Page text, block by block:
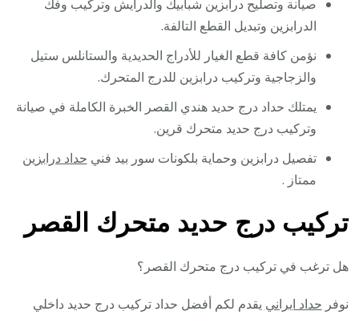
صيانة وتصليح درابزين شبابيك والدرايش وتركيب وفك
الدرابزين وتبديل القطع التالفة.
نؤمن كافة قطع الغيار للأدراج الحديدية والستانلس ستيل
والزجاجية وتركيب درابزين للدرج المتحرك.
يمتلك حداد درج حديد هندي القصر الخبرة الكاملة في صيانة
وتركيب درج حديد متحرك قرين.
تفصيل درابزين وحماية بلكونات سور بيد فني حداد درابزين
ممتاز .
تركيب درج حديد متحرك القصر
هل ترغب في تركيب درج متحرك القصر؟
نوفر حداد ايراني يقدم لكم أفضل حداد تركيب درج حديد داخلي